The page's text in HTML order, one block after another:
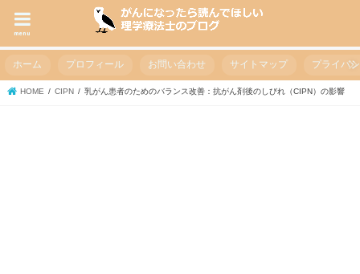
menu
ホーム プロフィール お問い合わせ サイトマップ プライバ
HOME CIPN 乳がん患者のためのバランス改善：抗がん剤後のしびれ（CIPN）の影響